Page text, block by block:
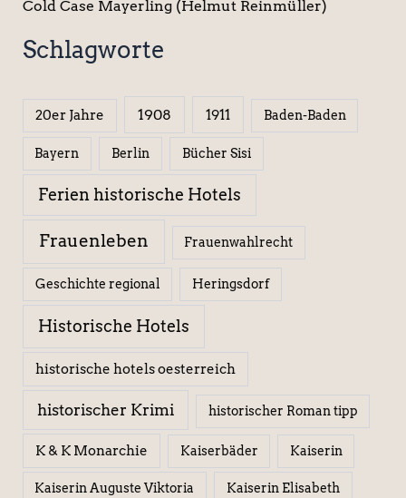
Cold Case Mayerling (Helmut Reinmüller)
Schlagworte
20er Jahre 1908 1911 Baden-Baden
Bayern Berlin Bücher Sisi
Ferien historische Hotels
Frauenleben Frauenwahlrecht
Geschichte regional Heringsdorf
Historische Hotels
historische hotels oesterreich
historischer Krimi historischer Roman tipp
K & K Monarchie Kaiserbäder Kaiserin
Kaiserin Auguste Viktoria Kaiserin Elisabeth